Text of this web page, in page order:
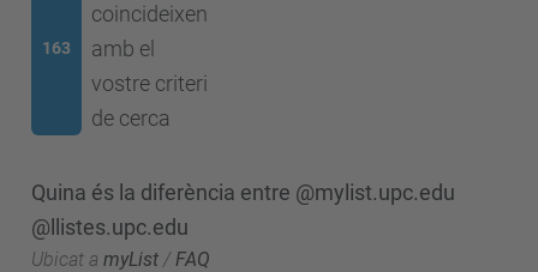
163
coincideixen
amb el
vostre criteri
de cerca
Quina és la diferència entre @mylist.upc.edu
@llistes.upc.edu
Ubicat a myList / FAQ